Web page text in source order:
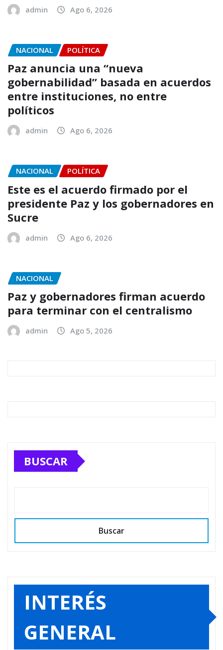
admin Ago 6, 2026
NACIONAL POLÍTICA
Paz anuncia una “nueva
gobernabilidad” basada en acuerdos
entre instituciones, no entre
políticos
admin Ago 6, 2026
NACIONAL POLÍTICA
Este es el acuerdo firmado por el
presidente Paz y los gobernadores en
Sucre
admin Ago 6, 2026
NACIONAL
Paz y gobernadores firman acuerdo
para terminar con el centralismo
admin Ago 5, 2026
BUSCAR
Buscar
INTERÉS
GENERAL